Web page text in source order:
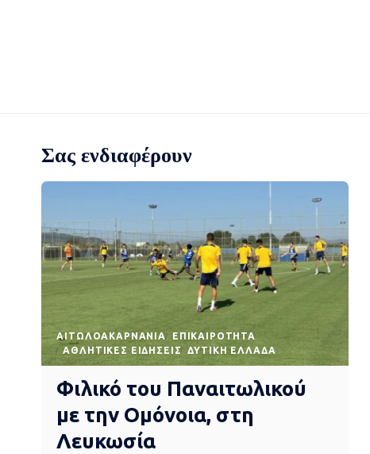
Σας ενδιαφέρουν
AΙΤΩΛΟΑΚΑΡΝΑΝΊΑ
EΠΙΚΑΙΡΌΤΗΤΑ
ΑΘΛΗΤΙΚΈΣ ΕΙΔΉΣΕΙΣ
ΔΥΤΙΚΉ ΕΛΛΆΔΑ
Φιλικό του Παναιτωλικού
με την Ομόνοια, στη
Λευκωσία